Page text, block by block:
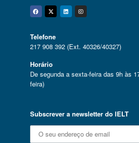
Facebook
Twitter
Linkedin
Telefone
217 908 392 (Ext. 40326/40327)
Horário
De segunda a sexta-feira das 9h às
feira)
Subscrever a newsletter do IELT